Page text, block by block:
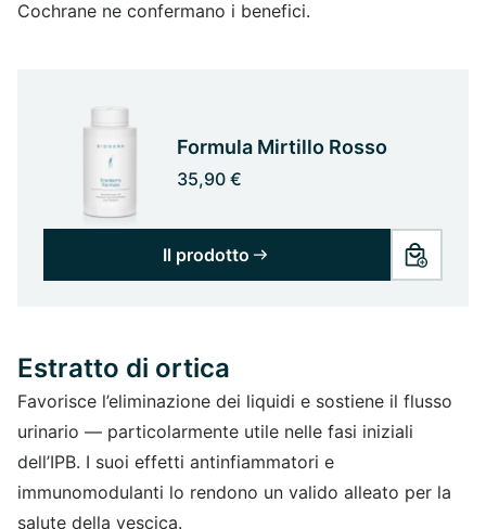
Cochrane ne confermano i benefici.
Formula Mirtillo Rosso
35,90 €
Il prodotto
Estratto di ortica
Favorisce l’eliminazione dei liquidi e sostiene il flusso
urinario — particolarmente utile nelle fasi iniziali
dell’IPB. I suoi effetti antinfiammatori e
immunomodulanti lo rendono un valido alleato per la
salute della vescica.